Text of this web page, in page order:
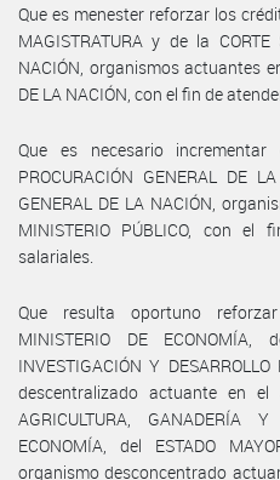
Que es menester reforzar los
MAGISTRATURA y de la
NACIÓN, organismos actuantes
DE LA NACIÓN, con el fin de
Que es necesario
PROCURACIÓN GENERAL DE
GENERAL DE LA NACIÓN,
MINISTERIO PÚBLICO, con
salariales.
Que resulta oportuno
MINISTERIO DE ECONOMÍA,
INVESTIGACIÓN Y
descentralizado actuante en el
AGRICULTURA, GANADERÍA
ECONOMÍA, del ESTADO
organismo desconcentrado